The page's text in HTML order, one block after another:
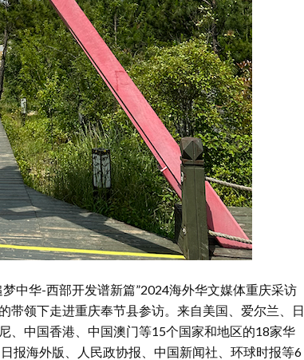
中华-西部开发谱新篇”2024海外华文媒体重庆采访
带领下走进重庆奉节县参访。来自美国、爱尔兰、日
、中国香港、中国澳门等15个国家和地区的18家华
报海外版、人民政协报、中国新闻社、环球时报等6